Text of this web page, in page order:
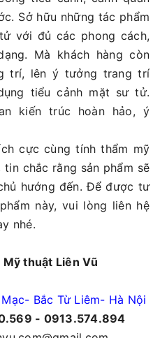
Sở hữu những tác phẩm
với đủ các phong cách,
Mà khách hàng còn
trí, lên ý tưởng trang trí
tiểu cảnh mặt sư tử.
kiến trúc hoàn hảo, ý
cực cùng tính thẩm mỹ
chắc rằng sản phẩm sẽ
hướng đến. Để được tư
này, vui lòng liên hệ
nhé.
thuật Liên Vũ
Bắc Từ Liêm- Hà Nội
- 0913.574.894